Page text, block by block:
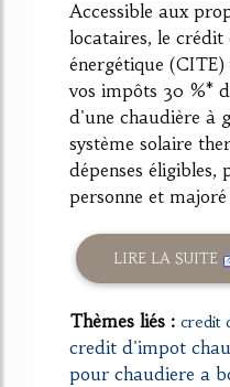
Accessible aux
locataires, le
énergétique
vos impôts 30 %*
d'une chaudière à
système solaire
dépenses
personne et
LIRE LA SUITE
Thèmes liés : credit
credit d'impot
pour chaudiere a